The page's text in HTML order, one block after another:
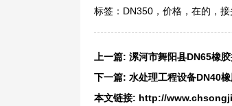
标签： DN350 ， 价格 ， 在的 ， 接
上一篇: 漯河市舞阳县DN65橡
下一篇: 水处理工程设备DN40
本文链接: http://